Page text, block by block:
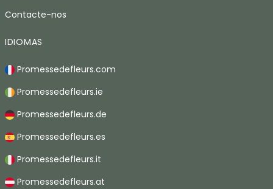
Contacte-nos
IDIOMAS
Promessedefleurs.com
Promessedefleurs.ie
Promessedefleurs.de
Promessedefleurs.es
Promessedefleurs.it
Promessedefleurs.at